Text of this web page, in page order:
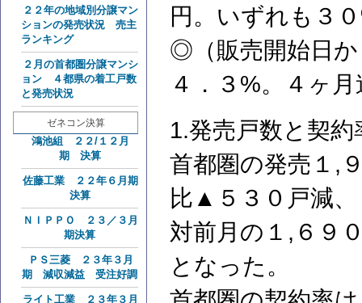
２２年の地域別分譲マン
ションの発売状況 売主
ランキング
２月の首都圏分譲マンシ
ョン ４都県の着工戸数
と発売状況
ゼネコン決算
鴻池組 ２２/１２月
期 決算
佐藤工業 ２２年６月期
決算
ＮＩＰＰＯ ２３／３月
期決算
ＰＳ三菱 ２３年３月
期 減収減益 受注好調
ライト工業 ２３年３月
円。いずれも３
◎（販売開始日か
４．３%。４ヶ
1.発売戸数と契約
首都圏の発売１,
比▲５３０戸減
対前月の１,６９
となった。